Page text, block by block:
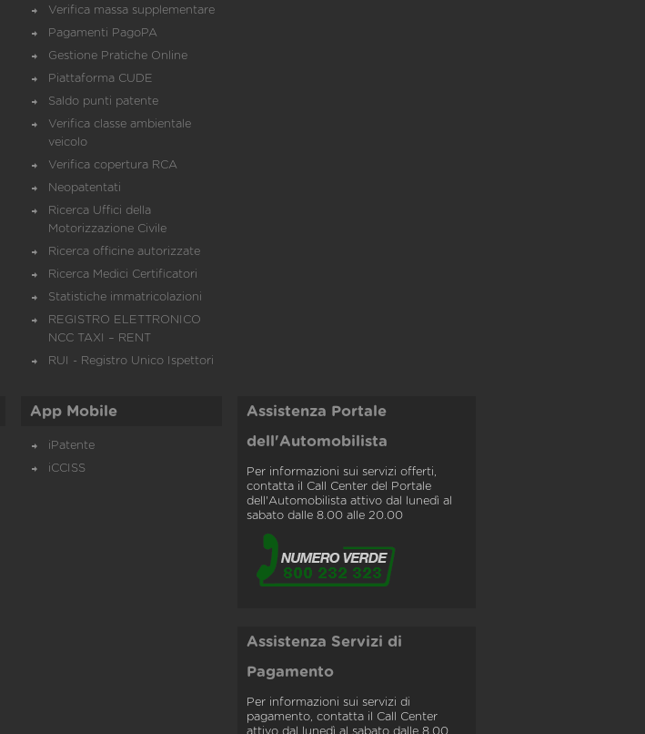
Verifica massa supplementare
Pagamenti PagoPA
Gestione Pratiche Online
Piattaforma CUDE
Saldo punti patente
Verifica classe ambientale
veicolo
Verifica copertura RCA
Neopatentati
Ricerca Uffici della
Motorizzazione Civile
Ricerca officine autorizzate
Ricerca Medici Certificatori
Statistiche immatricolazioni
REGISTRO ELETTRONICO
NCC TAXI – RENT
RUI - Registro Unico Ispettori
App Mobile
iPatente
iCCISS
Assistenza Portale
dell'Automobilista
Per informazioni sui servizi offerti,
contatta il Call Center del Portale
dell'Automobilista attivo dal lunedì al
sabato dalle 8.00 alle 20.00
Assistenza Servizi di
Pagamento
Per informazioni sui servizi di
pagamento, contatta il Call Center